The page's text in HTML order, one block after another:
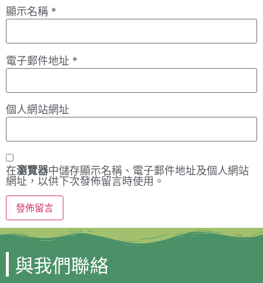
顯示名稱 *
電子郵件地址 *
個人網站網址
在瀏覽器中儲存顯示名稱、電子郵件地址及個人網站
網址，以供下次發佈留言時使用。
與我們聯絡